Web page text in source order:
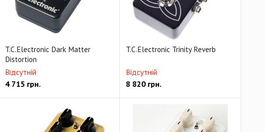
T.C.Electronic Dark Matter
Distortion
Відсутній
4 715 грн.
T.C.Electronic Trinity Reverb
Відсутній
8 820 грн.